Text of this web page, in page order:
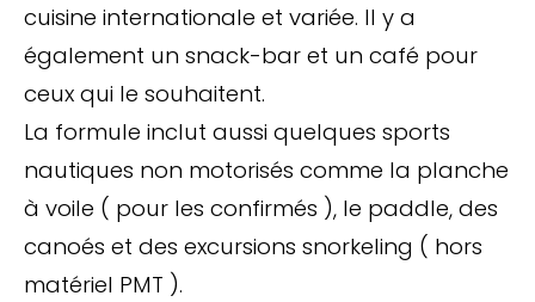
cuisine internationale et variée. Il y a
également un snack-bar et un café pour
ceux qui le souhaitent.
La formule inclut aussi quelques sports
nautiques non motorisés comme la planche
à voile ( pour les confirmés ), le paddle, des
canoés et des excursions snorkeling ( hors
matériel PMT ).